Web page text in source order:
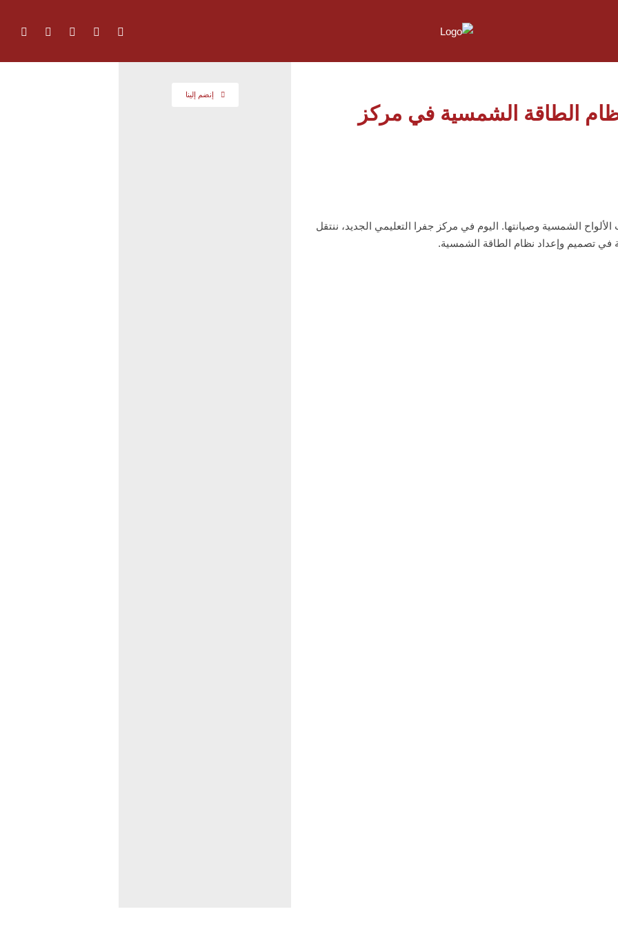
الطاقة الشمسية في مركز
الشمسية وصيانتها. اليوم في مركز جفرا التعليمي الجديد، ننتقل
في تصميم وإعداد نظام الطاقة الشمسية.
إنضم إلينا